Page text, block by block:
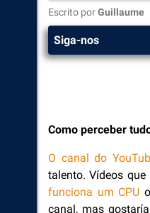
Escrito porGuillaume
Siga-nos
Como perceber
O canal do
talento. Vídeos
funciona um CPU
canal, mas